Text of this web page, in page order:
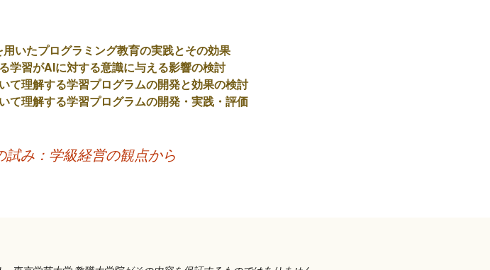
いたプログラミング教育の実践とその効果
学習がAIに対する意識に与える影響の検討
て理解する学習プログラムの開発と効果の検討
て理解する学習プログラムの開発・実践・評価
み：学級経営の観点から